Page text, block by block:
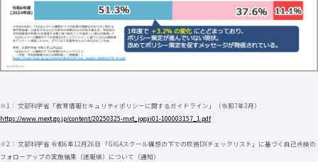
※1： 文部科学省「教育情報セキュリティポリシーに関するガイドライン」（令和7年3月）
https://www.mext.go.jp/content/20250325-mxt_jogai01-100003157_1.pdf
※2： 文部科学省 令和6年12月26日 「GIGAスクール構想の下での校務DXチェックリスト」に基づく自己点検の
フォローアップの実施結果（速報値）について（通知）